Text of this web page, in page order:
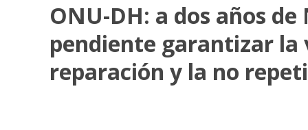
Vacantes ONU-DH México
ONU-DH en el tiempo
Derecho Internacional de los
Recursos de DH
ONU-DH
Discursos
COVID-19 y
ONU-DH: a dos años
pendiente garantizar la
reparación y la no